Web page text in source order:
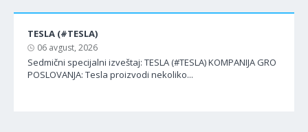
TESLA (#TESLA)
06 avgust, 2026
Sedmični specijalni izveštaj: TESLA (#TESLA) KOMPANIJA GRO
POSLOVANJA: Tesla proizvodi nekoliko...